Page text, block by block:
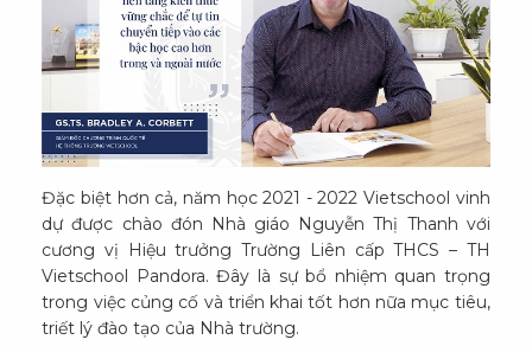
Đặc biệt hơn cả, năm học 2021 - 2022 Vietschool vinh
dự được chào đón Nhà giáo Nguyễn Thị Thanh với
cương vị Hiệu trưởng Trường Liên cấp THCS – TH
Vietschool Pandora. Đây là sự bổ nhiệm quan trọng
trong việc củng cố và triển khai tốt hơn nữa mục tiêu,
triết lý đào tạo của Nhà trường.